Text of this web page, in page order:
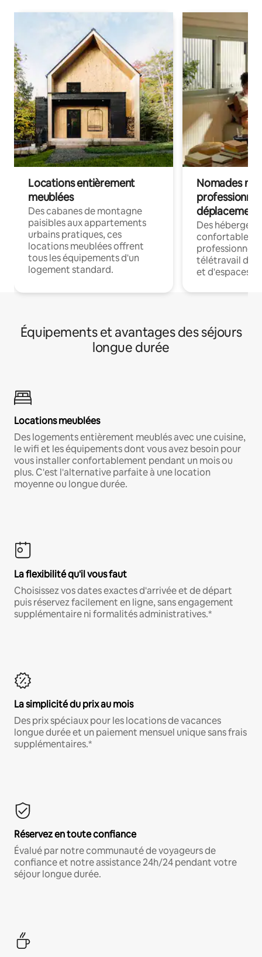
Locations entièrement
meublées
Des cabanes de montagne
paisibles aux appartements
urbains pratiques, ces
locations meublées offrent
tous les équipements d'un
logement standard.
Nomades
déplacement
Des
confortables
professionnels
télétravail
et d'espaces
Équipements et avantages des séjours
longue durée
Locations meublées
Des logements entièrement meublés avec une cuisine,
le wifi et les équipements dont vous avez besoin pour
vous installer confortablement pendant un mois ou
plus. C'est l'alternative parfaite à une location
moyenne ou longue durée.
La flexibilité qu'il vous faut
Choisissez vos dates exactes d'arrivée et de départ
puis réservez facilement en ligne, sans engagement
supplémentaire ni formalités administratives.*
La simplicité du prix au mois
Des prix spéciaux pour les locations de vacances
longue durée et un paiement mensuel unique sans frais
supplémentaires.*
Réservez en toute confiance
Évalué par notre communauté de voyageurs de
confiance et notre assistance 24h/24 pendant votre
séjour longue durée.